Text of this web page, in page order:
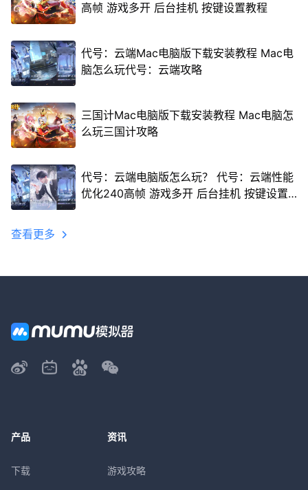
高帧 游戏多开 后台挂机 按键设置教程
代号：云端Mac电脑版下载安装教程 Mac电
脑怎么玩代号：云端攻略
三国计Mac电脑版下载安装教程 Mac电脑怎
么玩三国计攻略
代号：云端电脑版怎么玩？ 代号：云端性能
优化240高帧 游戏多开 后台挂机 按键设置
查看更多
产品
下载
资讯
游戏攻略